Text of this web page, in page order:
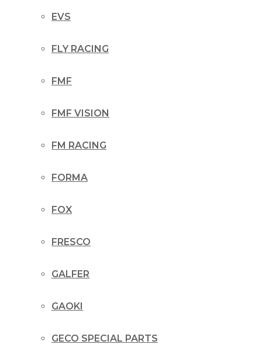
EVS
FLY RACING
FMF
FMF VISION
FM RACING
FORMA
FOX
FRESCO
GALFER
GAOKI
GECO SPECIAL PARTS